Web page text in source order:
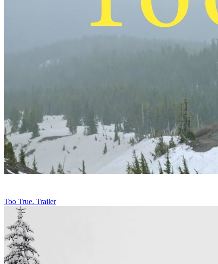
Too True. Trailer